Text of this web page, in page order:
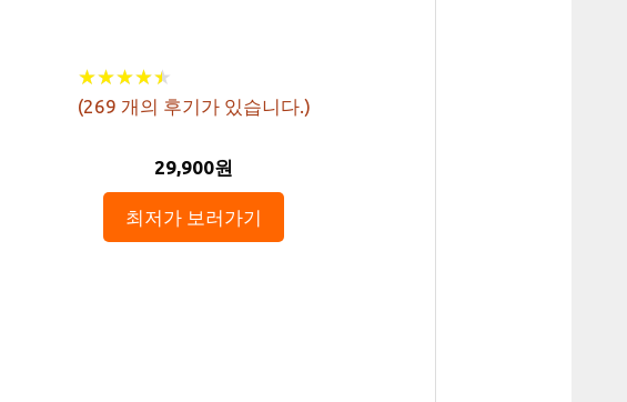
★★★★★
★★★★★
(269 개의 후기가 있습니다.)
29,900원
최저가 보러가기